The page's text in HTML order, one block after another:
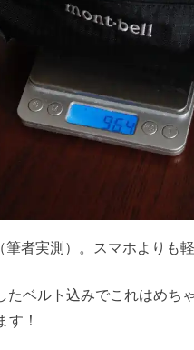
（筆者実測）。スマホよりも
たベルト込みでこれはめち
す！